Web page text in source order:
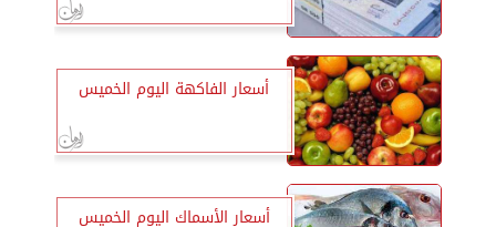
أسعار الفاكهة اليوم الخميس
أسعار الأسماك اليوم الخميس